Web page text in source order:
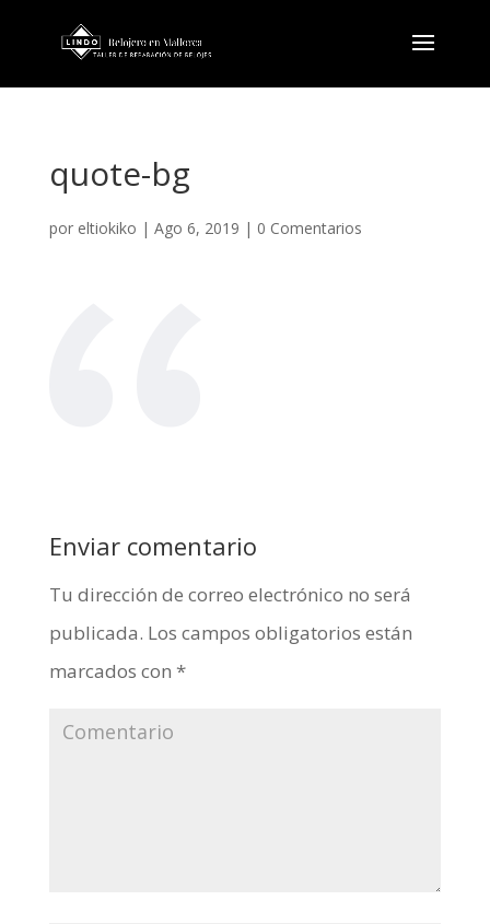
quote-bg
por eltiokiko | Ago 6, 2019 | 0 Comentarios
Enviar comentario
Tu dirección de correo electrónico no será
publicada. Los campos obligatorios están
marcados con *